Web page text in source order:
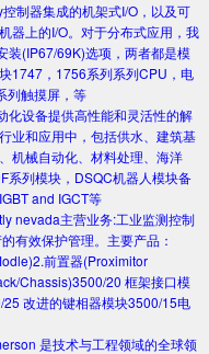
制器集成的机架式I/O，以及可
器上的I/O。对于分布式应用，我
装(IP67/69K)选项，两者都是模
1747，1756系列系列CPU，电
列触摸屏，等
化设备提供高性能和灵活性的解
业和应用中，包括供水、建筑基
机械自动化、材料处理、海洋
系列模块，DSQC机器人模块备
and IGCT等
nevada主营业务:工业监测控制
有效保护管理。主要产品：
前置器(Proximitor
Chassis)3500/20 框架接口模
改进的键相器模块3500/15电
是技术与工程领域的全球领